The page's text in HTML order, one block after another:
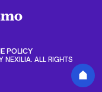
POLICY
NEXILIA. ALL RIGHTS